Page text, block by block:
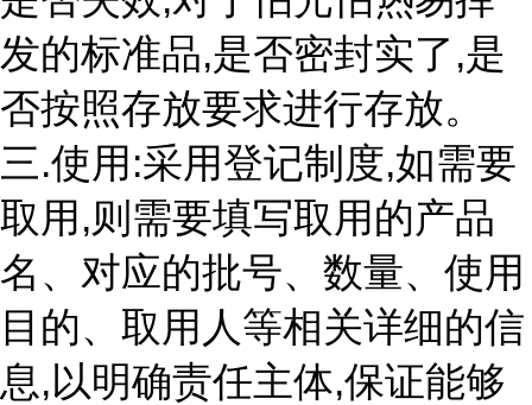
发的标准品,是否密封实了,是
否按照存放要求进行存放。
三.使用:采用登记制度,如需要
取用,则需要填写取用的产品
名、对应的批号、数量、使用
目的、取用人等相关详细的信
息,以明确责任主体,保证能够